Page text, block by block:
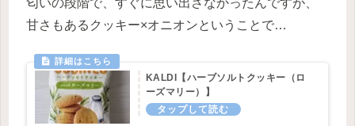
甘さもあるクッキー×オニオンということで…
KALDI【ハーブソルトクッキー（ロ
ーズマリー）】